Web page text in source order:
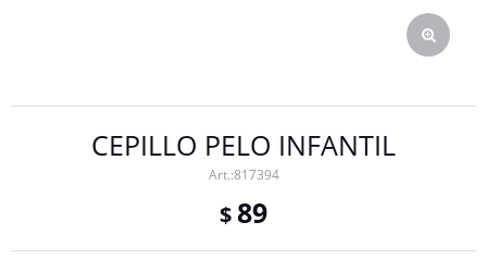
CEPILLO PELO INFANTIL
817394
$ 89